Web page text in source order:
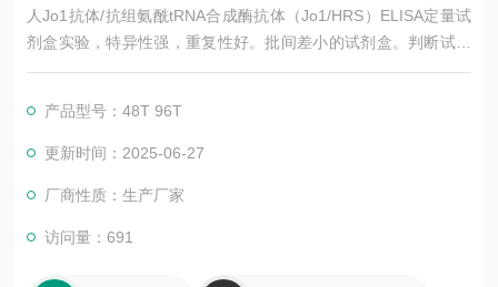
人Jo1抗体/抗组氨酰tRNA合成酶抗体（Jo1/HRS）ELISA定量试
剂盒实验，特异性强，重复性好。批间差小的试剂盒。判断试剂
盒的好与否，靠的不仅是广告，更应该是靠过硬的技术，稳定的
盒，全程有技术指导，是各大高校和研究所合作品牌。期待合作
共赢。
产品型号：48T 96T
更新时间：2025-06-27
厂商性质：生产厂家
访问量：691